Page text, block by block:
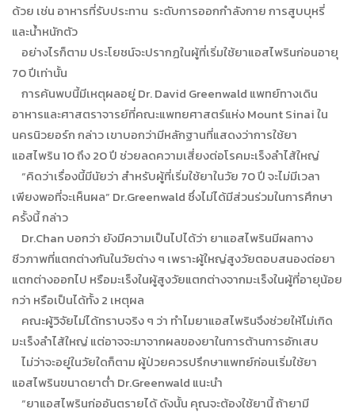
ด้วย เช่น อาหารที่รับประทาน ระดับการออกกำลังกาย การสูบบุหรี่
และน้ำหนักตัว
อย่างไรก็ตาม ประโยชน์จะปรากฏในผู้ที่เริ่มใช้ยาแอสไพรินก่อนอายุ
70 ปีเท่านั้น
การค้นพบนี้มีเหตุผลอยู่ Dr. David Greenwald แพทย์ทางเดิน
อาหารและศาสตราจารย์ที่คณะแพทยศาสตร์แห่ง Mount Sinai ใน
นครนิวยอร์ก กล่าว เขาบอกว่ามีหลักฐานที่แสดงว่าการใช้ยา
แอสไพริน 10 ถึง 20 ปี ช่วยลดความเสี่ยงต่อโรคมะเร็งลำไส้ใหญ่
“คิดว่าเรื่องนี้มีนัยว่า สำหรับผู้ที่เริ่มใช้ยาในวัย 70 ปี จะไม่มีเวลา
เพียงพอที่จะเห็นผล” Dr.Greenwald ซึ่งไม่ได้มีส่วนร่วมในการศึกษา
ครั้งนี้ กล่าว
Dr.Chan บอกว่า ยังมีความเป็นไปได้ว่า ยาแอสไพรินมีผลทาง
ชีวภาพที่แตกต่างกันในวัยต่าง ๆ เพราะผู้ใหญ่สูงวัยตอบสนองต่อยา
แตกต่างออกไป หรือมะเร็งในผู้สูงวัยแตกต่างจากมะเร็งในผู้ที่อายุน้อย
กว่า หรือเป็นได้ทั้ง 2 เหตุผล
คณะผู้วิจัยไม่ได้ทราบจริง ๆ ว่า ทำไมยาแอสไพรินจึงช่วยให้ไม่เกิด
มะเร็งลำไส้ใหญ่ แต่อาจจะมาจากผลของยาในการต้านการอักเสบ
ไม่ว่าจะอยู่ในวัยใดก็ตาม ผู้ป่วยควรปรึกษาแพทย์ก่อนเริ่มใช้ยา
แอสไพรินขนาดยาต่ำ Dr.Greenwald แนะนำ
“ยาแอสไพรินก่ออันตรายได้ ดังนั้น คุณจะต้องใช้ยานี้ ถ้ายามี